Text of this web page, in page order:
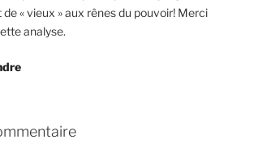
« vieux » aux rênes du pouvoir! Merci
analyse.